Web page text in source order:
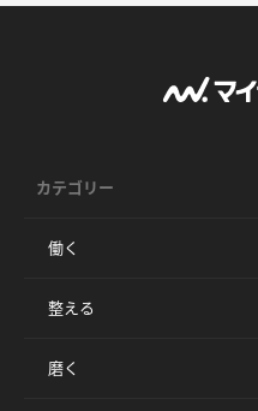
カテゴリー
働く
整える
磨く